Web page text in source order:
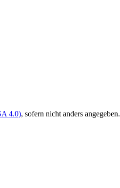
4.0), sofern nicht anders angegeben.